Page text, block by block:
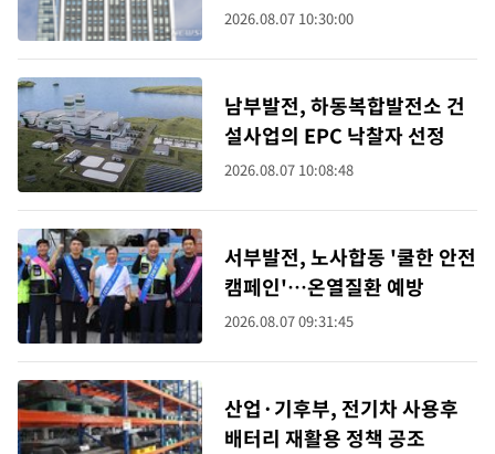
2026.08.07 10:30:00
남부발전, 하동복합발전소 건
설사업의 EPC 낙찰자 선정
2026.08.07 10:08:48
서부발전, 노사합동 '쿨한 안전
캠페인'…온열질환 예방
2026.08.07 09:31:45
산업·기후부, 전기차 사용후
배터리 재활용 정책 공조